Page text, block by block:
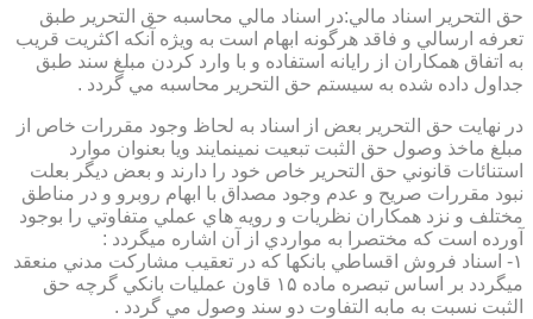
حق التحرير اسناد مالي:در اسناد مالي محاسبه حق التحرير طبق
تعرفه ارسالي و فاقد هرگونه ابهام است به ويژه آنكه اكثريت قريب
به اتفاق همكاران از رايانه استفاده و با وارد كردن مبلغ سند طبق
جداول داده شده به سيستم حق التحرير محاسبه مي گردد .
در نهايت حق التحرير بعض از اسناد به لحاظ وجود مقررات خاص از
مبلغ ماخذ وصول حق الثبت تبعيت نمينمايند ويا بعنوان موارد
استنائات قانوني حق التحرير خاص خود را دارند و بعض ديگر بعلت
نبود مقررات صريح و عدم وجود مصداق با ابهام روبرو و در مناطق
مختلف و نزد همكاران نظريات و رويه هاي عملي متفاوتي را بوجود
آورده است كه مختصرا به مواردي از آن اشاره ميگردد :
۱- اسناد فروش اقساطي بانكها كه در تعقيب مشاركت مدني منعقد
ميگردد بر اساس تبصره ماده ۱۵ قاون عمليات بانكي گرچه حق
الثبت نسبت به مابه التفاوت دو سند وصول مي گردد .